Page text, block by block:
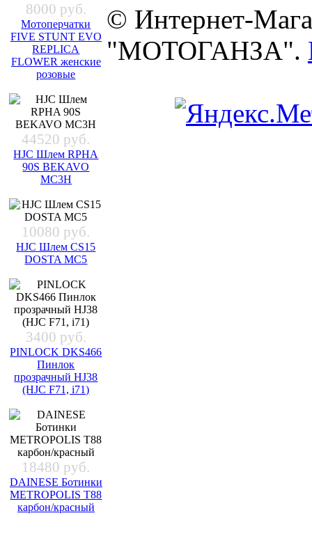
8000 руб.
Мотоперчатки
FIVE STUNT EVO
REPLICA
FLOWER женские
розовые
44520 руб.
HJC Шлем RPHA
90S BEKAVO
MC3H
10080 руб.
HJC Шлем CS15
DOSTA MC5
3400 руб.
PINLOCK DKS466
Пинлок
прозрачный HJ38
(HJC F71, i71)
18480 руб.
DAINESE Ботинки
METROPOLIS T88
карбон/красный
© Интернет-
"МОТОГАНЗА".